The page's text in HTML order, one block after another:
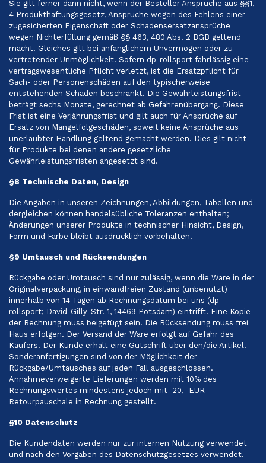
Sie gilt ferner dann nicht, wenn der Besteller Ansprüche aus §§1,
4 Produkthaftungsgesetz, Ansprüche wegen des Fehlens einer
zugesicherten Eigenschaft oder Schadensersatzansprüche
wegen Nichterfüllung gemäß §§ 463, 480 Abs. 2 BGB geltend
macht. Gleiches gilt bei anfänglichem Unvermögen oder zu
vertretender Unmöglichkeit. Sofern dp-rollsport fahrlässig eine
vertragswesentliche Pflicht verletzt, ist die Ersatzpflicht für
Sach- oder Personenschäden auf den typischerweise
entstehenden Schaden beschränkt. Die Gewährleistungsfrist
beträgt sechs Monate, gerechnet ab Gefahrenübergang. Diese
Frist ist eine Verjährungsfrist und gilt auch für Ansprüche auf
Ersatz von Mangelfolgeschäden, soweit keine Ansprüche aus
unerlaubter Handlung geltend gemacht werden. Dies gilt nicht
für Produkte bei denen andere gesetzliche
Gewährleistungsfristen angesetzt sind.
§8 Technische Daten, Design
Die Angaben in unseren Zeichnungen, Abbildungen, Tabellen und
dergleichen können handelsübliche Toleranzen enthalten;
Änderungen unserer Produkte in technischer Hinsicht, Design,
Form und Farbe bleibt ausdrücklich vorbehalten.
§9 Umtausch und Rücksendungen
Rückgabe oder Umtausch sind nur zulässig, wenn die Ware in der
Originalverpackung, in einwandfreien Zustand (unbenutzt)
innerhalb von 14 Tagen ab Rechnungsdatum bei uns (dp-
rollsport; David-Gilly-Str. 1, 14469 Potsdam) eintrifft. Eine Kopie
der Rechnung muss beigefügt sein. Die Rücksendung muss frei
Haus erfolgen. Der Versand der Ware erfolgt auf Gefahr des
Käufers. Der Kunde erhält eine Gutschrift über den/die Artikel.
Sonderanfertigungen sind von der Möglichkeit der
Rückgabe/Umtausches auf jeden Fall ausgeschlossen.
Annahmeverweigerte Lieferungen werden mit 10% des
Rechnungswertes mindestens jedoch mit 20,- EUR
Retourpauschale in Rechnung gestellt.
§10 Datenschutz
Die Kundendaten werden nur zur internen Nutzung verwendet
und nach den Vorgaben des Datenschutzgesetzes verwendet.